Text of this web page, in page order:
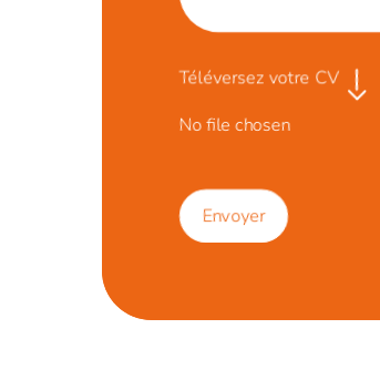
Téléversez votre CV
No file chosen
Envoyer